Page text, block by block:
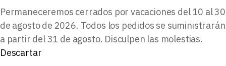
Permaneceremos cerrados por vacaciones del 10 al 30
de agosto de 2026. Todos los pedidos se suministrarán
a partir del 31 de agosto. Disculpen las molestias.
Descartar